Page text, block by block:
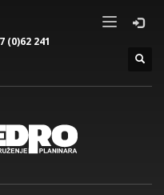
(0)62 241